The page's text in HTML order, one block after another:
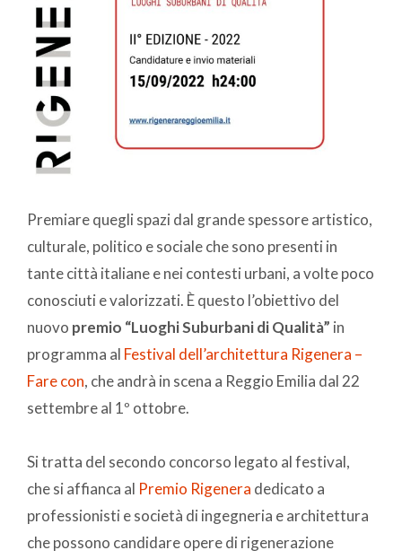
Premiare quegli spazi dal grande spessore artistico,
culturale, politico e sociale che sono presenti in
tante città italiane e nei contesti urbani, a volte poco
conosciuti e valorizzati. È questo l’obiettivo del
nuovo premio “Luoghi Suburbani di Qualità” in
programma al Festival dell’architettura Rigenera –
Fare con, che andrà in scena a Reggio Emilia dal 22
settembre al 1º ottobre.
Si tratta del secondo concorso legato al festival,
che si affianca al Premio Rigenera dedicato a
professionisti e società di ingegneria e architettura
che possono candidare opere di rigenerazione